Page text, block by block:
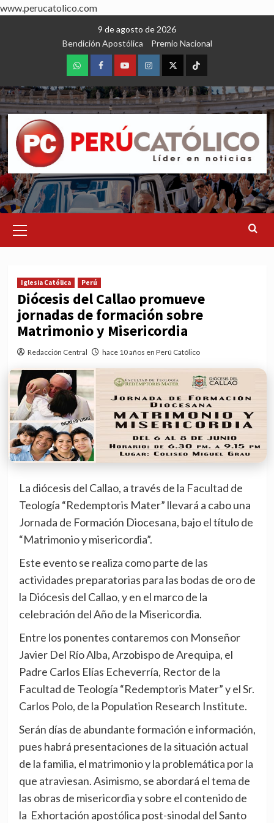
www.perucatolico.com
9 de agosto de 2026
Bendición Apostólica
Premio Nacional
WhatsAppFacebookYoutubeInstagram
X TikTok
Menu
Iglesia Católica Perú
Diócesis del Callao promueve
jornadas de formación sobre
Matrimonio y Misericordia
Redacción Central hace 10 años en Perú Católico
La diócesis del Callao, a través de la Facultad de
Teología “Redemptoris Mater” llevará a cabo una
Jornada de Formación Diocesana, bajo el título de
“Matrimonio y misericordia”.
Este evento se realiza como parte de las
actividades preparatorias para las bodas de oro de
la Diócesis del Callao, y en el marco de la
celebración del Año de la Misericordia.
Entre los ponentes contaremos con Monseñor
Javier Del Río Alba, Arzobispo de Arequipa, el
Padre Carlos Elías Echeverría, Rector de la
Facultad de Teología “Redemptoris Mater” y el Sr.
Carlos Polo, de la Population Research Institute.
Serán días de abundante formación e información,
pues habrá presentaciones de la situación actual
de la familia, el matrimonio y la problemática por la
que atraviesan. Asimismo, se abordará el tema de
las obras de misericordia y sobre el contenido de
la Exhortación apostólica post-sinodal del Santo